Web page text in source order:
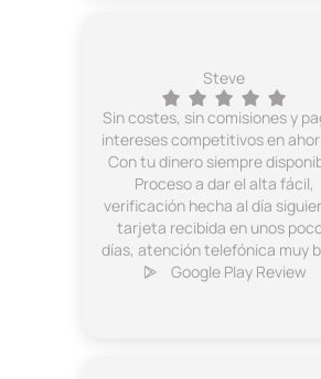
Steve
Sin costes, sin comisiones y
intereses competitivos en
Con tu dinero siempre
Proceso a dar el alta fácil,
verificación hecha al día
tarjeta recibida en unos
días, atención telefónica muy
Google Play Review